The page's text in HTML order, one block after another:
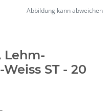
Abbildung kann abweichen
Lehm-
ST - 20